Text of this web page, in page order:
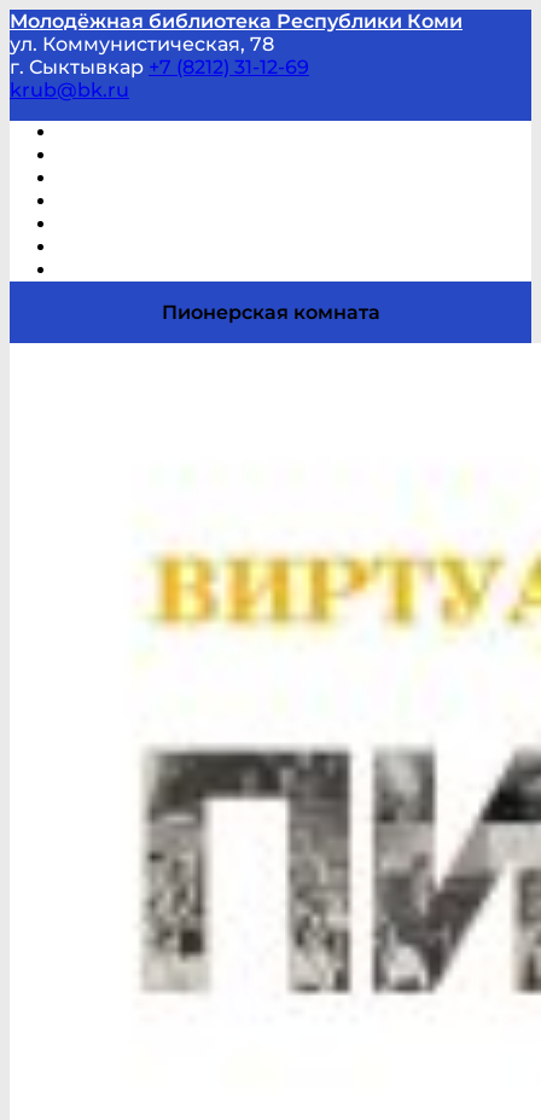
Молодёжная библиотека Республики Коми
ул. Коммунистическая, 78
г. Сыктывкар +7 (8212) 31-12-69
krub@bk.ru
Пионерская комната